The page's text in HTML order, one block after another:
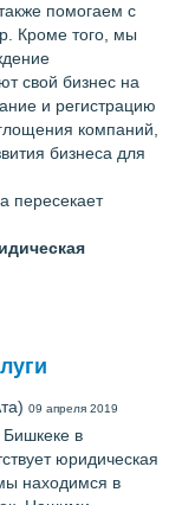
помогаем с
Кроме того, мы
свой бизнес на
и регистрацию
компаний,
бизнеса для
пересекает
09 апреля 2019
Бишкеке в
юридическая
находимся в